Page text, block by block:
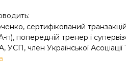
сертифікований
п), попередній тренер і
член Української